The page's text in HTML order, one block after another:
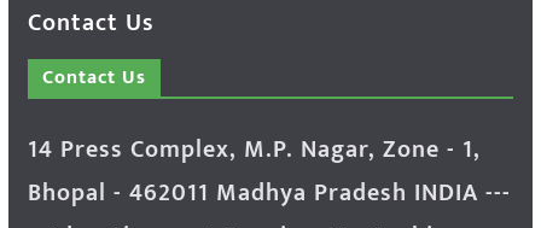
Contact Us
Contact Us
14 Press Complex, M.P. Nagar, Zone - 1,
Bhopal - 462011 Madhya Pradesh INDIA ---